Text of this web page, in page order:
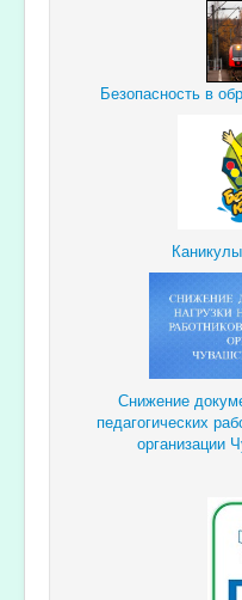
Безопасность в
Снижение
педагогических
организации